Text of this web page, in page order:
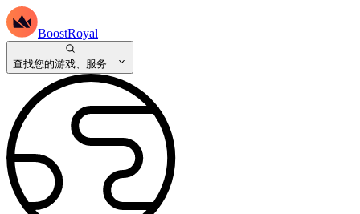
BoostRoyal
查找您的游戏、服务...